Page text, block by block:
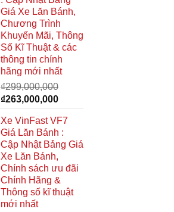
₫285,000,000.là:
₫268,000,000.
Giá Xe Lăn Bánh,
Chương Trình
Khuyến Mãi, Thông
Số Kĩ Thuật & các
thông tin chính
hãng mới nhất
₫299,000,000
Giá
là:
₫299,000,000.
₫263,000,000Giá
tại
là:
₫263,000,000.
Xe VinFast VF7
Giá Lăn Bánh :
Cập Nhật Bảng Giá
Xe Lăn Bánh,
Chính sách ưu đãi
Chính Hãng &
Thông số kĩ thuật
mới nhất